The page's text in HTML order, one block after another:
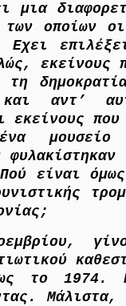
µια
οποίων οι
Eχει
εκείνους
αντ’
εκείνους
ένα
είναι
το 1974.
Μάλιστα,